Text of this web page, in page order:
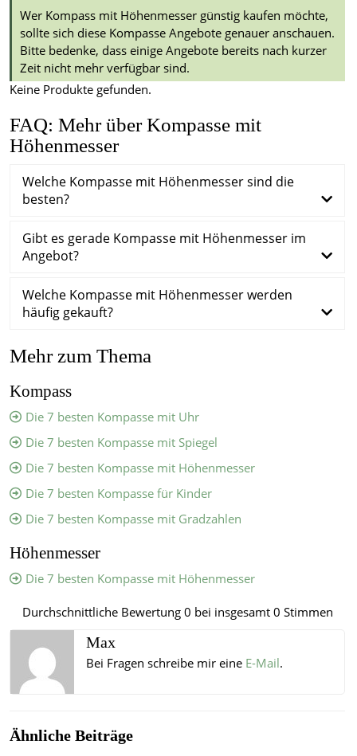
Wer Kompass mit Höhenmesser günstig kaufen möchte,
sollte sich diese Kompasse Angebote genauer anschauen.
Bitte bedenke, dass einige Angebote bereits nach kurzer
Zeit nicht mehr verfügbar sind.
Keine Produkte gefunden.
FAQ: Mehr über Kompasse mit
Höhenmesser
Welche Kompasse mit Höhenmesser sind die
besten?
Gibt es gerade Kompasse mit Höhenmesser im
Angebot?
Welche Kompasse mit Höhenmesser werden
häufig gekauft?
Mehr zum Thema
Kompass
Die 7 besten Kompasse mit Uhr
Die 7 besten Kompasse mit Spiegel
Die 7 besten Kompasse mit Höhenmesser
Die 7 besten Kompasse für Kinder
Die 7 besten Kompasse mit Gradzahlen
Höhenmesser
Die 7 besten Kompasse mit Höhenmesser
Durchschnittliche Bewertung0 bei insgesamt0 Stimmen
Max
Bei Fragen schreibe mir eine E-Mail.
Ähnliche Beiträge